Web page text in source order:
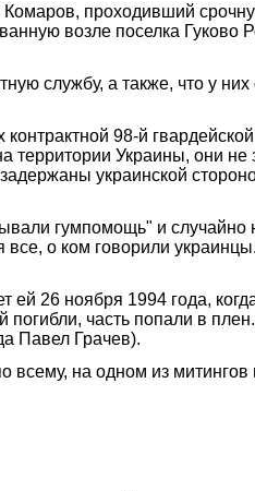
проходивший
возле поселка Гуково
службу, а также, что у них
98-й
территории Украины, они не
украинской
гумпомощь" и случайно
все, о ком говорили
ей 26 ноября 1994 года,
часть попали в
Павел Грачев).
всему, на одном из